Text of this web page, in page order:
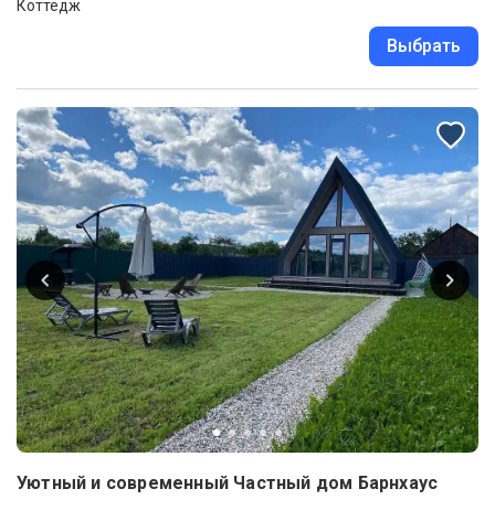
Коттедж
Выбрать
Уютный и современный Частный дом Барнхаус